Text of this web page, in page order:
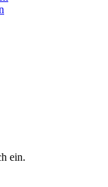
ein.